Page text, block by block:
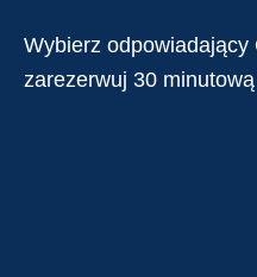
Wybierz
zarezerwuj 30